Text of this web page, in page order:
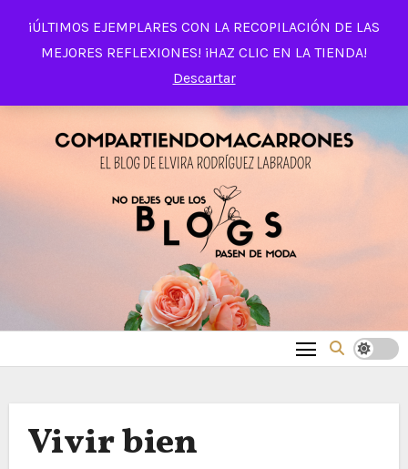
¡ÚLTIMOS EJEMPLARES CON LA RECOPILACIÓN DE LAS
MEJORES REFLEXIONES! ¡HAZ CLIC EN LA TIENDA!
Descartar
contenido
Vivir bien